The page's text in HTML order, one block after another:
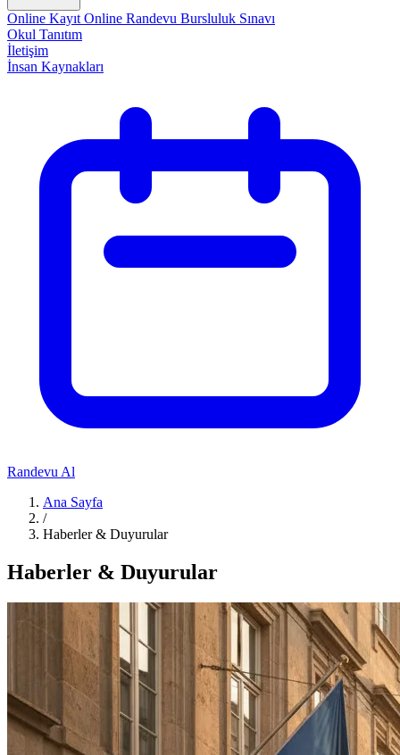
Online Kayıt Online Randevu Bursluluk Sınavı
Okul Tanıtım
İletişim
İnsan Kaynakları
Randevu Al
Ana Sayfa
/
Haberler & Duyurular
Haberler & Duyurular